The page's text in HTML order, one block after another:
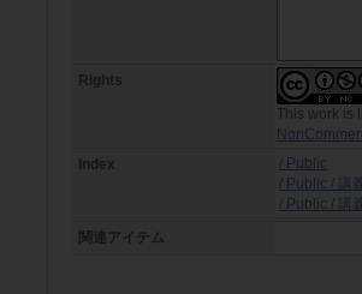
Rights
This work is
Index
/ Public
/ Public / 講
/ Public / 講
関連アイテム